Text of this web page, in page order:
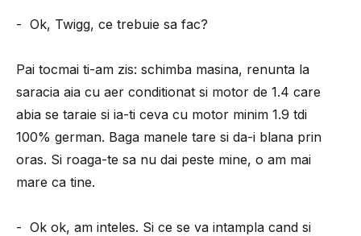
- Ok, Twigg, ce trebuie sa fac?
Pai tocmai ti-am zis: schimba masina, renunta la
saracia aia cu aer conditionat si motor de 1.4 care
abia se taraie si ia-ti ceva cu motor minim 1.9 tdi
100% german. Baga manele tare si da-i blana prin
oras. Si roaga-te sa nu dai peste mine, o am mai
mare ca tine.
- Ok ok, am inteles. Si ce se va intampla cand si